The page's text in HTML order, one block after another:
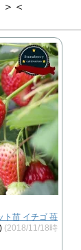
＜
ト苗 イチゴ 苺
(2018/11/18時